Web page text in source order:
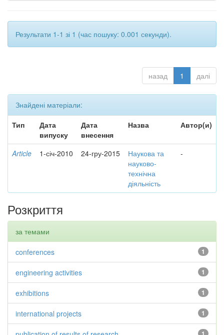
Результати 1-1 зі 1 (час пошуку: 0.001 секунди).
назад 1 далі
Знайдені матеріали:
Тип
Дата
випуску
Дата
внесення
Назва Автор(и)
Article 1-січ-2010 24-гру-2015
Наукова та
науково-
технічна
діяльність
-
Розкриття
за темами
1
conferences
1
engineering activities
1
exhibitions
1
international projects